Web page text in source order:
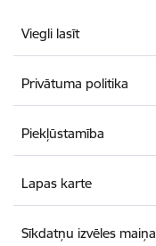
Viegli lasīt
Privātuma politika
Piekļūstamība
Lapas karte
Sīkdatņu izvēles maiņa